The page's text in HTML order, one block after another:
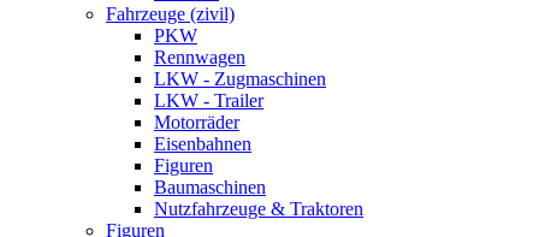
Fahrzeuge (zivil)
PKW
Rennwagen
LKW - Zugmaschinen
LKW - Trailer
Motorräder
Eisenbahnen
Figuren
Baumaschinen
Nutzfahrzeuge & Traktoren
Figuren